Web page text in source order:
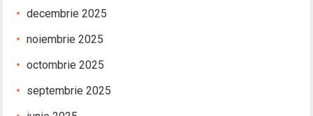
decembrie 2025
noiembrie 2025
octombrie 2025
septembrie 2025